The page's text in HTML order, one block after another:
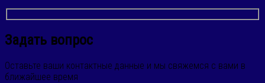
Задать вопрос
Оставьте ваши контактные данные и мы свяжемся с вами в
ближайшее время